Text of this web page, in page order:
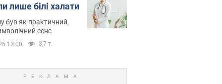
лише білі халати
був як практичний,
сенс
13:00 3,7 т.